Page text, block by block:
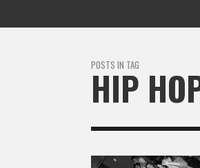
POSTS IN TAG
HIP